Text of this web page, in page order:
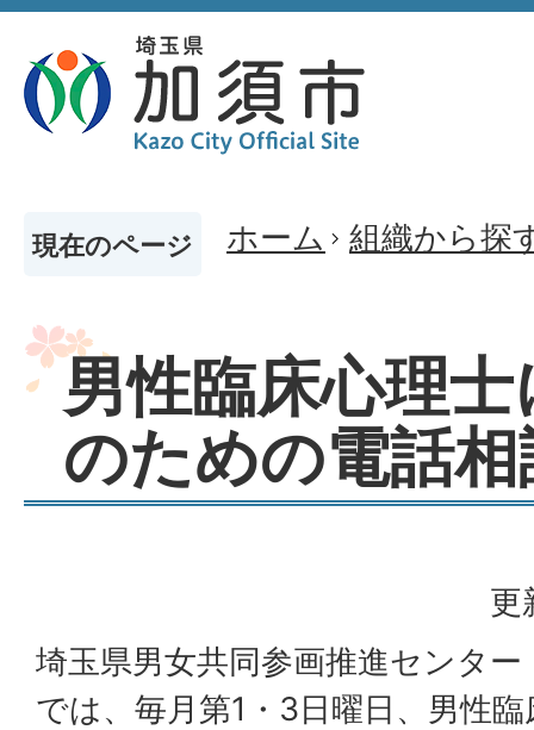
現在のページ ホーム 組織から探
男性臨床心理
のための電話
更
埼玉県男女共同参画推進センタ
では、毎月第1・3日曜日、男性